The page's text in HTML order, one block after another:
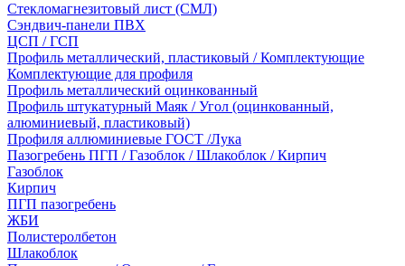
Стекломагнезитовый лист (СМЛ)
Сэндвич-панели ПВХ
ЦСП / ГСП
Профиль металлический, пластиковый / Комплектующие
Комплектующие для профиля
Профиль металлический оцинкованный
Профиль штукатурный Маяк / Угол (оцинкованный,
алюминиевый, пластиковый)
Профиля аллюминиевые ГОСТ /Лука
Пазогребень ПГП / Газоблок / Шлакоблок / Кирпич
Газоблок
Кирпич
ПГП пазогребень
ЖБИ
Полистеролбетон
Шлакоблок